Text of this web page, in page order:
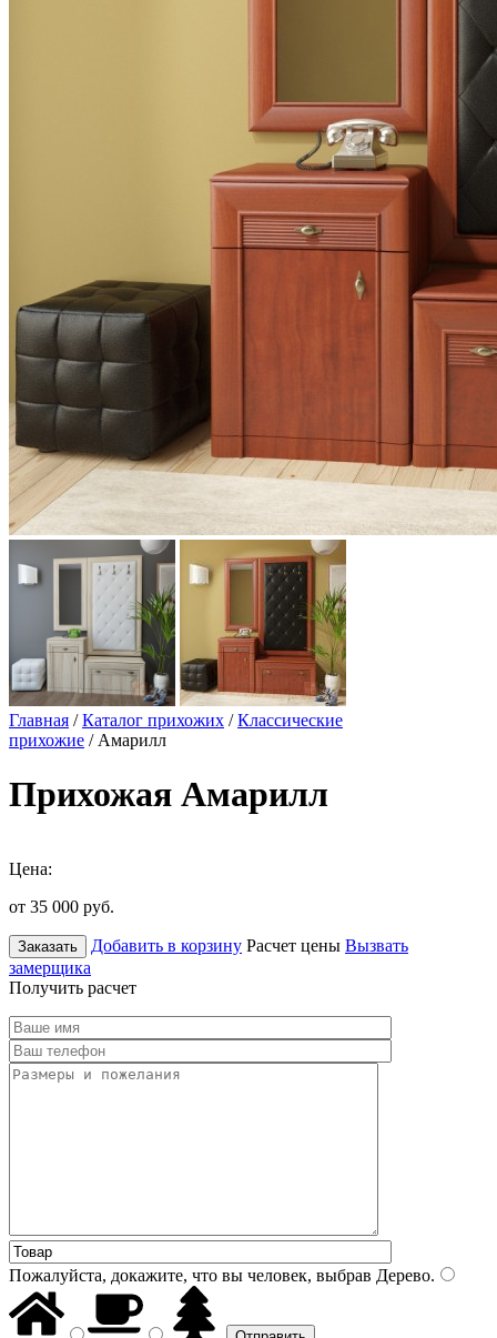
Главная /Каталог прихожих /Классические
прихожие / Амарилл
Прихожая Амарилл
Цена:
от 35 000 руб.
Заказать Добавить в корзину Расчет цены Вызвать
замерщика
Получить расчет
Пожалуйста, докажите, что вы человек, выбрав Дерево.